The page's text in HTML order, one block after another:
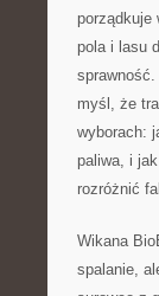
porządkuje
pola i lasu
myśl, że
wyborach:
paliwa, i
rozróżnić
Wikana
spalanie,